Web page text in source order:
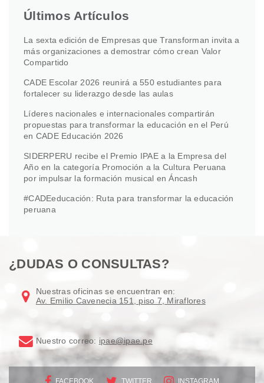
Últimos Artículos
La sexta edición de Empresas que Transforman invita a
más organizaciones a demostrar cómo crean Valor
Compartido
CADE Escolar 2026 reunirá a 550 estudiantes para
fortalecer su liderazgo desde las aulas
Líderes nacionales e internacionales compartirán
propuestas para transformar la educación en el Perú
en CADE Educación 2026
SIDERPERU recibe el Premio IPAE a la Empresa del
Año en la categoría Promoción a la Cultura Peruana
por impulsar la formación musical en Áncash
#CADEeducación: Ruta para transformar la educación
peruana
¿DUDAS O CONSULTAS?
Nuestras oficinas se encuentran en:
Av. Emilio Cavenecia 151, piso 7, Miraflores
Nuestro correo: ipae@ipae.pe